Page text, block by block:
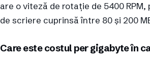
are o viteză de rotație de 5400
de scriere cuprinsă între 80 și 200
Care este costul per gigabyte în